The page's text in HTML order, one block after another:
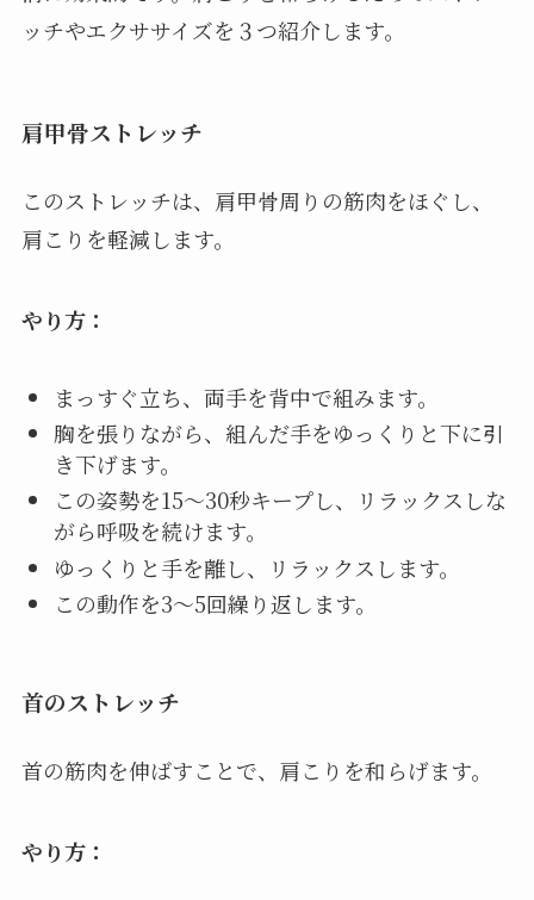
ッチやエクササイズを３つ紹介します。
肩甲骨ストレッチ
このストレッチは、肩甲骨周りの筋肉をほぐし、
肩こりを軽減します。
やり方：
まっすぐ立ち、両手を背中で組みます。
胸を張りながら、組んだ手をゆっくりと下に引
き下げます。
この姿勢を15～30秒キープし、リラックスしな
がら呼吸を続けます。
ゆっくりと手を離し、リラックスします。
この動作を3～5回繰り返します。
首のストレッチ
首の筋肉を伸ばすことで、肩こりを和らげます。
やり方：